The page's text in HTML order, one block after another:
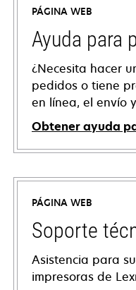
PÁGINA WEB
Ayuda para
¿Necesita hacer
pedidos o tiene
en línea, el envío
Obtener ayuda
PÁGINA WEB
Soporte
Asistencia para
impresoras de